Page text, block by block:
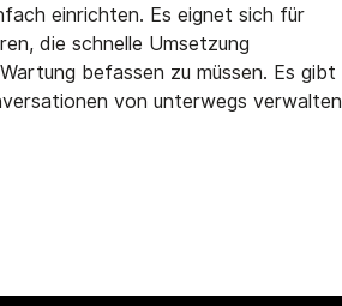
einrichten. Es eignet sich für
die schnelle Umsetzung
befassen zu müssen. Es gibt
von unterwegs verwalten